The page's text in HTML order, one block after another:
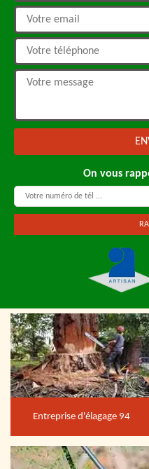
On vous
Entreprise d'élagage 94